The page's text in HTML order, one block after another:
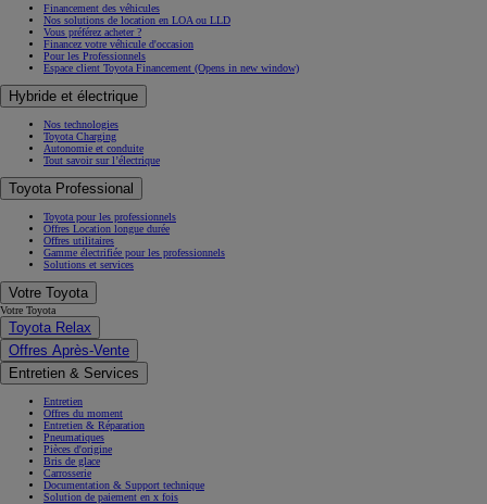
Financement des véhicules
Nos solutions de location en LOA ou LLD
Vous préférez acheter ?
Financez votre véhicule d'occasion
Pour les Professionnels
Espace client Toyota Financement (Opens in new window)
Hybride et électrique
Nos technologies
Toyota Charging
Autonomie et conduite
Tout savoir sur l’électrique
Toyota Professional
Toyota pour les professionnels
Offres Location longue durée
Offres utilitaires
Gamme électrifiée pour les professionnels
Solutions et services
Votre Toyota
Votre Toyota
Toyota Relax
Offres Après-Vente
Entretien & Services
Entretien
Offres du moment
Entretien & Réparation
Pneumatiques
Pièces d'origine
Bris de glace
Carrosserie
Documentation & Support technique
Solution de paiement en x fois